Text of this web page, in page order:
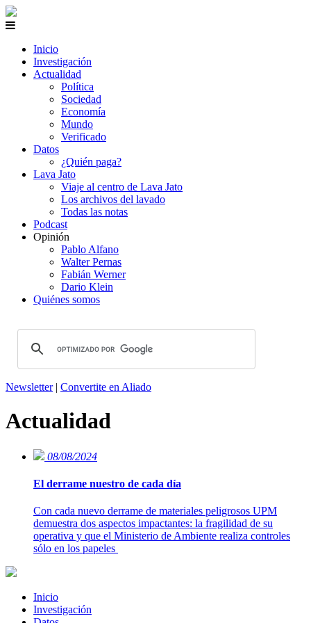
Inicio
Investigación
Actualidad
Política
Sociedad
Economía
Mundo
Verificado
Datos
¿Quién paga?
Lava Jato
Viaje al centro de Lava Jato
Los archivos del lavado
Todas las notas
Podcast
Opinión
Pablo Alfano
Walter Pernas
Fabián Werner
Dario Klein
Quiénes somos
Newsletter| Convertite en Aliado
Actualidad
08/08/2024
El derrame nuestro de cada día
Con cada nuevo derrame de materiales peligrosos UPM
demuestra dos aspectos impactantes: la fragilidad de su
operativa y que el Ministerio de Ambiente realiza controles
sólo en los papeles
Inicio
Investigación